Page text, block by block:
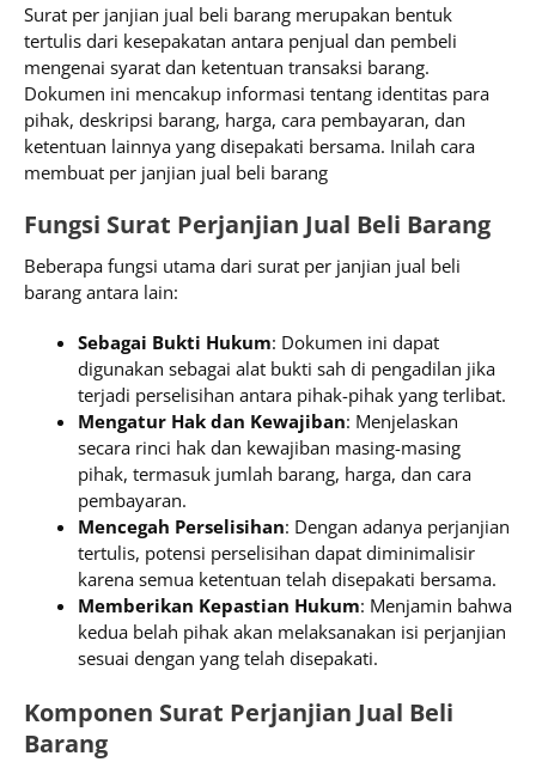
Surat per janjian jual beli barang merupakan bentuk
tertulis dari kesepakatan antara penjual dan pembeli
mengenai syarat dan ketentuan transaksi barang.
Dokumen ini mencakup informasi tentang identitas para
pihak, deskripsi barang, harga, cara pembayaran, dan
ketentuan lainnya yang disepakati bersama. Inilah cara
membuat per janjian jual beli barang
Fungsi Surat Perjanjian Jual Beli Barang
Beberapa fungsi utama dari surat per janjian jual beli
barang antara lain:
Sebagai Bukti Hukum: Dokumen ini dapat
digunakan sebagai alat bukti sah di pengadilan jika
terjadi perselisihan antara pihak-pihak yang terlibat.
Mengatur Hak dan Kewajiban: Menjelaskan
secara rinci hak dan kewajiban masing-masing
pihak, termasuk jumlah barang, harga, dan cara
pembayaran.
Mencegah Perselisihan: Dengan adanya perjanjian
tertulis, potensi perselisihan dapat diminimalisir
karena semua ketentuan telah disepakati bersama.
Memberikan Kepastian Hukum: Menjamin bahwa
kedua belah pihak akan melaksanakan isi perjanjian
sesuai dengan yang telah disepakati.
Komponen Surat Perjanjian Jual Beli
Barang